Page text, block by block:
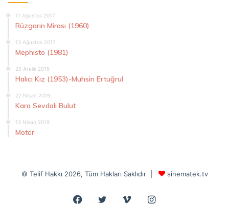
11 Ağustos 2017
Rüzgarın Mirası (1960)
13 Ağustos 2017
Mephisto (1981)
25 Aralık 2015
Halıcı Kız (1953)-Muhsin Ertuğrul
22 Nisan 2019
Kara Sevdalı Bulut
13 Nisan 2019
Motör
© Telif Hakkı 2026, Tüm Hakları Saklıdır | sinematek.tv
Facebook
Twitter VimeoInstagram